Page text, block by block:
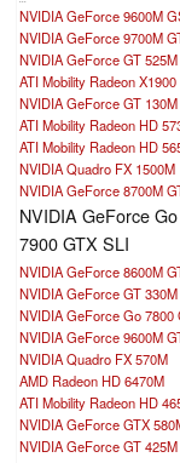
NVIDIA GeForce 9600M
NVIDIA GeForce 9700M
NVIDIA GeForce GT 525M
ATI Mobility Radeon X1900
NVIDIA GeForce GT 130M
ATI Mobility Radeon HD
ATI Mobility Radeon HD
NVIDIA Quadro FX 1500M
NVIDIA GeForce 8700M
NVIDIA GeForce Go
7900 GTX SLI
NVIDIA GeForce 8600M
NVIDIA GeForce GT 330M
NVIDIA GeForce Go 7800
NVIDIA GeForce 9600M
NVIDIA Quadro FX 570M
AMD Radeon HD 6470M
ATI Mobility Radeon HD
NVIDIA GeForce GTX
NVIDIA GeForce GT 425M